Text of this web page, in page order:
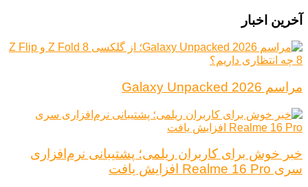
آخرین اخبار
مراسم Galaxy Unpacked 2026
خبر خوش برای کاربران ریلمی؛ پشتیبانی نرم‌افزاری
سری Realme 16 Pro افزایش یافت